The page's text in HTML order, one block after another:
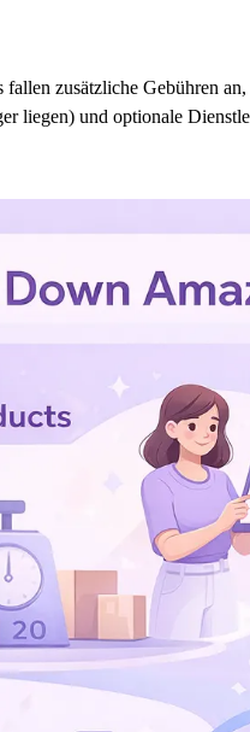
fallen zusätzliche Gebühren
liegen) und optionale